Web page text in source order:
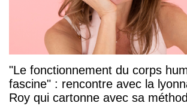
"Le fonctionnement du corps
fascine" : rencontre avec la
Roy qui cartonne avec sa